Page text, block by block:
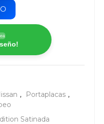
, Portaplacas ,
Satinada